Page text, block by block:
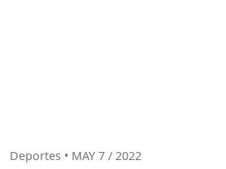
Deportes • MAY 7 / 2022